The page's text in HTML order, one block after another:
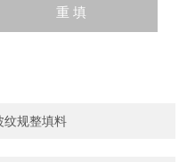
纹规整填料